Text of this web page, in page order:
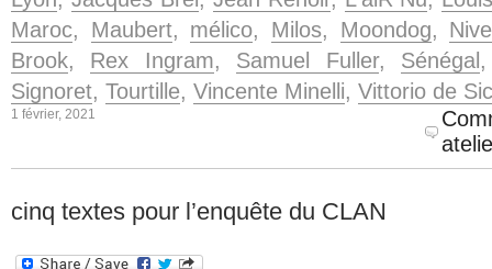
Maroc, Maubert, mélico, Milos, Moondog,
Brook, Rex Ingram, Samuel Fuller, Sénégal
Signoret, Tourtille, Vincente Minelli, Vittorio de
1 février, 2021
cinq textes pour l’enquête du CLAN